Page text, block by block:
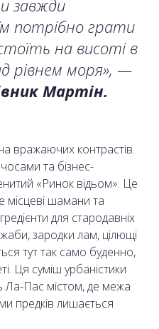
завжди
потрібно грати
на висоті в
рівнем моря», —
Мартін.
вражаючих контрастів.
та бізнес-
«Ринок відьом». Це
місцеві шамани та
для стародавніх
зародки лам, цілющі
тут так само буденно,
Ця суміш урбаністики
Ла-Пас містом, де межа
предків лишається